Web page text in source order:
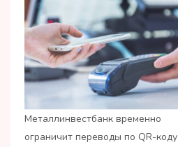
Металлинвестбанк временно
ограничит переводы по QR-коду